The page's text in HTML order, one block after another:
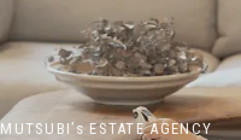
MUTSUBI’s ESTATE AGENCY